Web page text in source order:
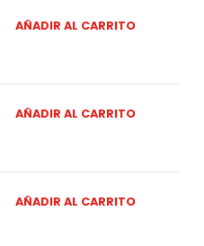
AÑADIR AL CARRITO
AÑADIR AL CARRITO
AÑADIR AL CARRITO